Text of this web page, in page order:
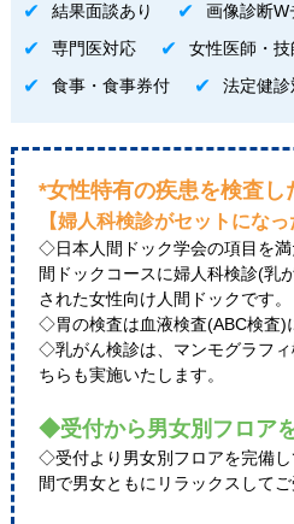
結果面談あり
画像診断W
専門医対応
女性医師・
食事・食事券付
法定健診
*女性特有の疾患を検査し
【婦人科検診がセットにな
◇日本人間ドック学会の項目を
間ドックコースに婦人科検診(乳
された女性向け人間ドックです。
◇胃の検査は血液検査(ABC検査)
◇乳がん検診は、マンモグラフ
ちらも実施いたします。
◆受付から男女別フロア
◇受付より男女別フロアを完備
間で男女ともにリラックスしてご